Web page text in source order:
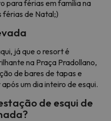
para férias em família na
férias de Natal;)
já que o resort é
na Praça Pradollano,
de bares de tapas e
um dia inteiro de esqui.
de esqui de